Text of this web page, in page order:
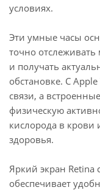
условиях.
Эти умные часы
точно
и получать
обстановке. С
связи, а
физическую
кислорода в крови
здоровья.
Яркий экран Retina
обеспечивает